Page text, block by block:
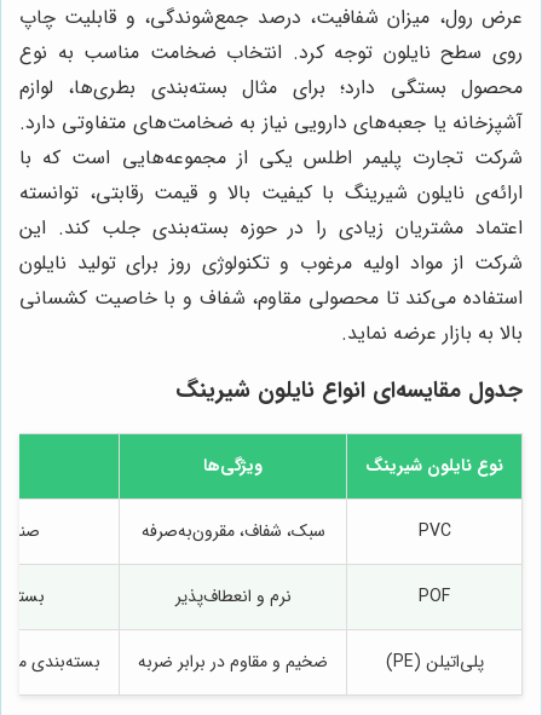
عرض رول، میزان شفافیت، درصد جمع‌شوندگی، و قابلیت چاپ
روی سطح نایلون توجه کرد. انتخاب ضخامت مناسب به نوع
محصول بستگی دارد؛ برای مثال بسته‌بندی بطری‌ها، لوازم
آشپزخانه یا جعبه‌های دارویی نیاز به ضخامت‌های متفاوتی دارد.
شرکت تجارت پلیمر اطلس یکی از مجموعه‌هایی است که با
ارائه‌ی نایلون شیرینگ با کیفیت بالا و قیمت رقابتی، توانسته
اعتماد مشتریان زیادی را در حوزه بسته‌بندی جلب کند. این
شرکت از مواد اولیه مرغوب و تکنولوژی روز برای تولید نایلون
استفاده می‌کند تا محصولی مقاوم، شفاف و با خاصیت کشسانی
بالا به بازار عرضه نماید.
جدول مقایسه‌ای انواع نایلون شیرینگ
نوع نایلون شیرینگ ویژگی‌ها
PVC سبک، شفاف، مقرون‌به‌صرفه
POF نرم و انعطاف‌پذیر
پلی‌اتیلن (PE) ضخیم و مقاوم در برابر ضربه بسته‌بندی